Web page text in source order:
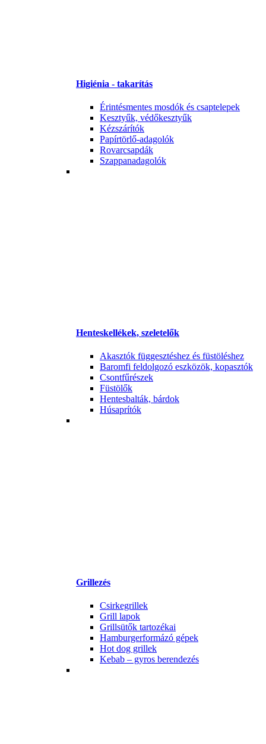
Higiénia - takarítás
Érintésmentes mosdók és csaptelepek
Kesztyűk, védőkesztyűk
Kézszárítók
Papírtörlő-adagolók
Rovarcsapdák
Szappanadagolók
Henteskellékek, szeletelők
Akasztók függesztéshez és füstöléshez
Baromfi feldolgozó eszközök, kopasztók
Csontfűrészek
Füstölők
Hentesbalták, bárdok
Húsaprítók
Grillezés
Csirkegrillek
Grill lapok
Grillsütők tartozékai
Hamburgerformázó gépek
Hot dog grillek
Kebab – gyros berendezés